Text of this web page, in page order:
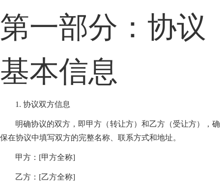
第一部分：协议
基本信息
1. 协议双方信息
明确协议的双方，即甲方（转让方）和乙方（受让方），确
保在协议中填写双方的完整名称、联系方式和地址。
甲方：[甲方全称]
乙方：[乙方全称]